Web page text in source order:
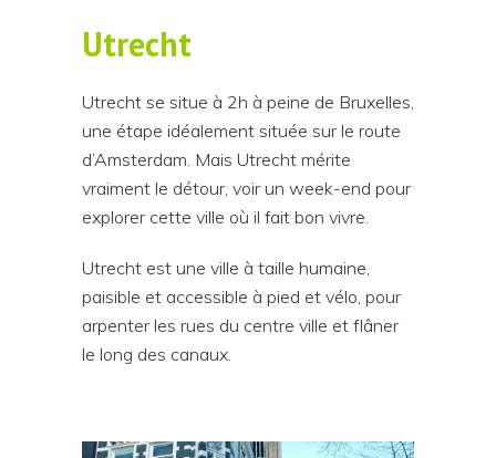
Utrecht
Utrecht se situe à 2h à peine de Bruxelles,
une étape idéalement située sur le route
d’Amsterdam. Mais Utrecht mérite
vraiment le détour, voir un week-end pour
explorer cette ville où il fait bon vivre.
Utrecht est une ville à taille humaine,
paisible et accessible à pied et vélo, pour
arpenter les rues du centre ville et flâner
le long des canaux.